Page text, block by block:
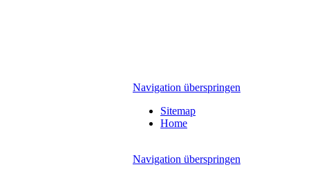
Navigation überspringen
Sitemap
Home
Navigation überspringen